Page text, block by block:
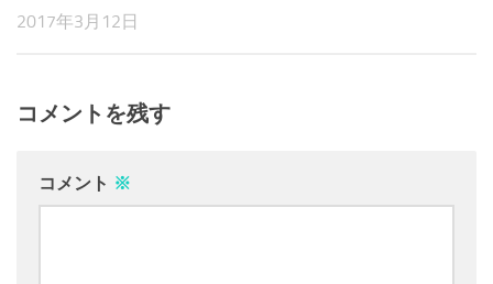
2017年3月12日
コメントを残す
コメント ※